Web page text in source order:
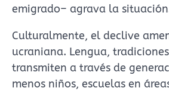
emigrado– agrava la
Culturalmente, el declive
ucraniana. Lengua,
transmiten a través de
menos niños, escuelas en